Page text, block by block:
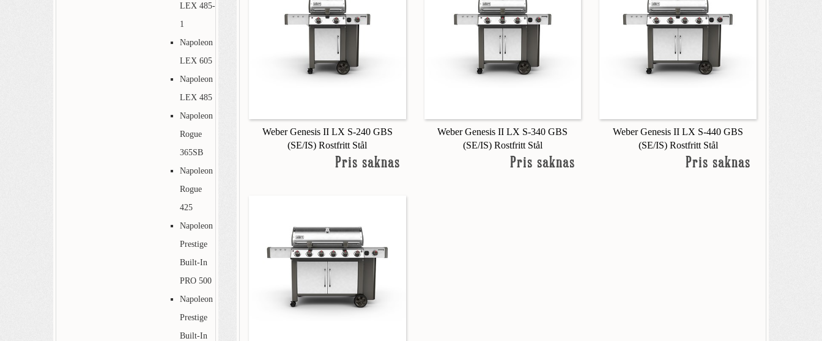
Weber Genesis II LX S-240 GBS
(SE/IS) Rostfritt Stål
Pris saknas
Weber Genesis II LX S-340 GBS
(SE/IS) Rostfritt Stål
Pris saknas
Weber Genesis II LX S-440 GBS
(SE/IS) Rostfritt Stål
Pris saknas
LEX 485-
1
Napoleon
LEX 605
Napoleon
LEX 485
Napoleon
Rogue
365SB
Napoleon
Rogue
425
Napoleon
Prestige
Built-In
PRO 500
Napoleon
Prestige
Built-In